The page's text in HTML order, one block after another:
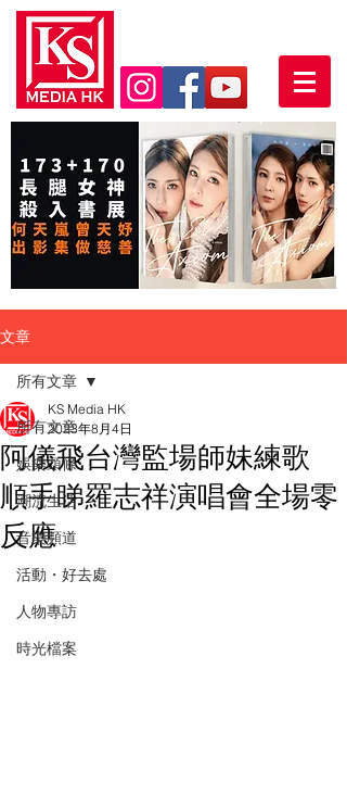
文章
所有文章
娛樂頭條
潮流生活
音樂頻道
活動・好去處
人物專訪
時光檔案
所有文章
阿儀飛台灣監場師妹練歌
順手睇羅志祥演唱會全場零
反應
KS Media HK
2023年8月4日